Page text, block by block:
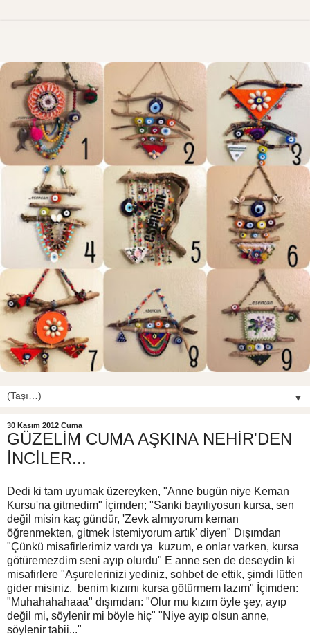
▼
30 Kasım 2012 Cuma
GÜZELİM CUMA AŞKINA NEHİR'DEN
İNCİLER...
Dedi ki tam uyumak üzereyken, "Anne bugün niye Keman
Kursu'na gitmedim" İçimden; "Sanki bayılıyosun kursa, sen
değil misin kaç gündür, 'Zevk almıyorum keman
öğrenmekten, gitmek istemiyorum artık' diyen" Dışımdan
"Çünkü misafirlerimiz vardı ya kuzum, e onlar varken, kursa
götüremezdim seni ayıp olurdu" E anne sen de deseydin ki
misafirlere "Aşurelerinizi yediniz, sohbet de ettik, şimdi lütfen
gider misiniz, benim kızımı kursa götürmem lazım" İçimden:
"Muhahahahaaa" dışımdan: "Olur mu kızım öyle şey, ayıp
değil mi, söylenir mi böyle hiç" "Niye ayıp olsun anne,
söylenir tabii..."